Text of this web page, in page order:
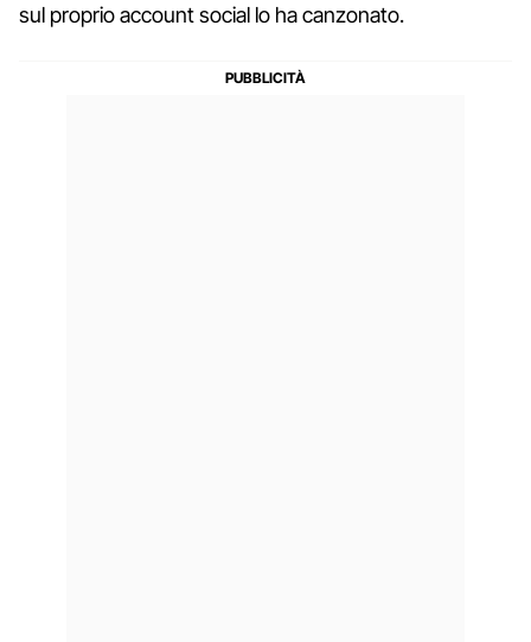
sul proprio account social lo ha canzonato.